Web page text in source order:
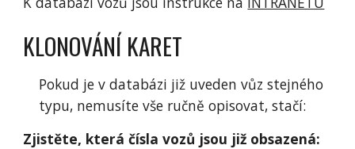
KLONOVÁNÍ KARET
Pokud je v databázi již uveden vůz stejného
typu, nemusíte vše ručně opisovat, stačí:
Zjistěte, která čísla vozů jsou již obsazená: